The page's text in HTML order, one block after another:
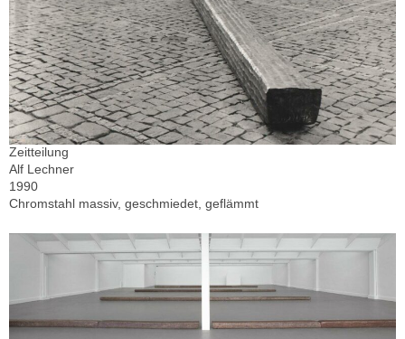
Zeitteilung
Alf Lechner
1990
Chromstahl massiv, geschmiedet, geflämmt